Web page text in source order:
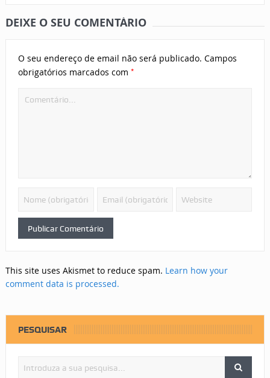
DEIXE O SEU COMENTÁRIO
O seu endereço de email não será publicado. Campos
obrigatórios marcados com *
This site uses Akismet to reduce spam. Learn how your
comment data is processed.
PESQUISAR